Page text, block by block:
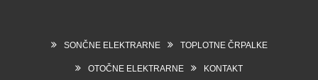
SONČNE ELEKTRARNE TOPLOTNE ČRPALKE
OTOČNE ELEKTRARNE KONTAKT